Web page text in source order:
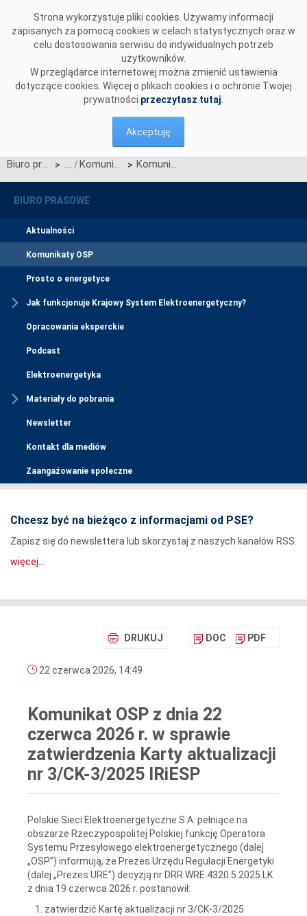
Strona wykorzystuje pliki cookies. Używamy informacji
zapisanych za pomocą cookies w celach statystycznych oraz w
celu dostosowania serwisu do indywidualnych potrzeb
użytkowników.
W przeglądarce internetowej można zmienić ustawienia
dotyczące cookies. Więcej o plikach cookies i o ochronie Twojej
prywatności przeczytasz tutaj
Akceptuję
Biuro prasowe > Komunikaty OSP > Komunikat OSP z dnia 22 czerwca 2026 r. w sprawie zatwierdzenia Karty aktualizacji nr 3/CK-3/2025 IRiESP
BIURO PRASOWE
Aktualności
Komunikaty OSP
Prosto o energetyce
Jak funkcjonuje Krajowy System Elektroenergetyczny?
Opracowania eksperckie
Podcast
Elektroenergetyka
Materiały do pobrania
Newsletter
Kontakt dla mediów
Zaangażowanie społeczne
Chcesz być na bieżąco z informacjami od PSE?
Zapisz się do newslettera lub skorzystaj z naszych kanałów RSS.
więcej...
DRUKUJ DOC PDF
22 czerwca 2026, 14:49
Komunikat OSP z dnia 22
czerwca 2026 r. w sprawie
zatwierdzenia Karty aktualizacji
nr 3/CK-3/2025 IRiESP
Polskie Sieci Elektroenergetyczne S.A. pełniące na
obszarze Rzeczypospolitej Polskiej funkcję Operatora
Systemu Przesyłowego elektroenergetycznego (dalej
„OSP”) informują, że Prezes Urzędu Regulacji Energetyki
(dalej „Prezes URE”) decyzją nr DRR.WRE.4320.5.2025.LK
z dnia 19 czerwca 2026 r. postanowił:
zatwierdzić Kartę aktualizacji nr 3/CK-3/2025